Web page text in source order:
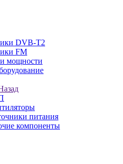
DVB-T2
FM
мощности
питания
компоненты